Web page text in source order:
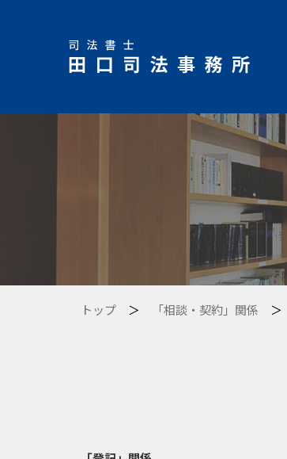
トップ ＞ 「相談・契約」関係 ＞